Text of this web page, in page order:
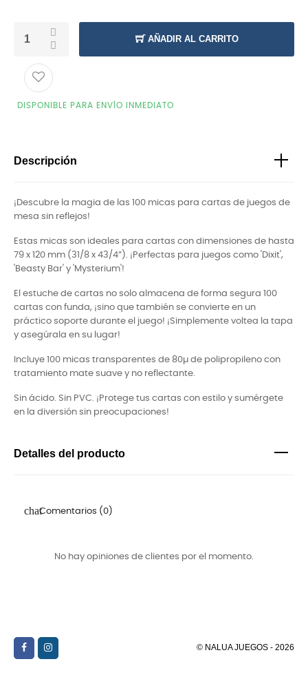
AÑADIR AL CARRITO
DISPONIBLE PARA ENVÍO INMEDIATO
Descripción
¡Descubre la magia de las 100 micas para cartas de juegos de
mesa sin reflejos!
Estas micas son ideales para cartas con dimensiones de hasta
79 x 120 mm (31/8 x 43/4”). ¡Perfectas para juegos como 'Dixit',
'Beasty Bar' y 'Mysterium'!
El estuche de cartas no solo almacena de forma segura 100
cartas con funda, ¡sino que también se convierte en un
práctico soporte durante el juego! ¡Simplemente voltea la tapa
y asegúrala en su lugar!
Incluye 100 micas transparentes de 80µ de polipropileno con
tratamiento mate suave y no reflectante.
Sin ácido. Sin PVC. ¡Protege tus cartas con estilo y sumérgete
en la diversión sin preocupaciones!
Detalles del producto
Comentarios (0)
No hay opiniones de clientes por el momento.
© NALUA JUEGOS - 2026